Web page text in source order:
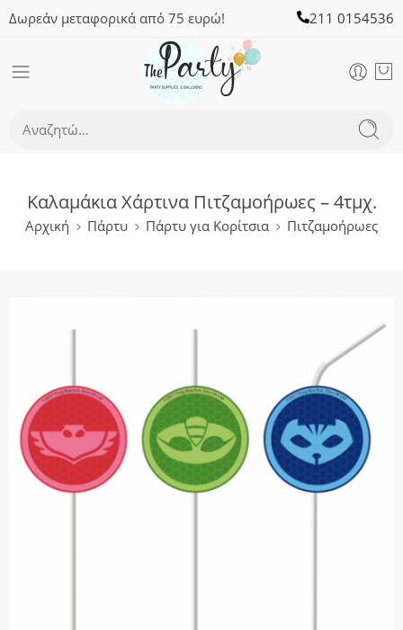
Δωρεάν μεταφορικά από 75 ευρώ! 211 0154536
Καλαμάκια Χάρτινα Πιτζαμοήρωες – 4τμχ.
Αρχική Πάρτυ Πάρτυ για Κορίτσια Πιτζαμοήρωες